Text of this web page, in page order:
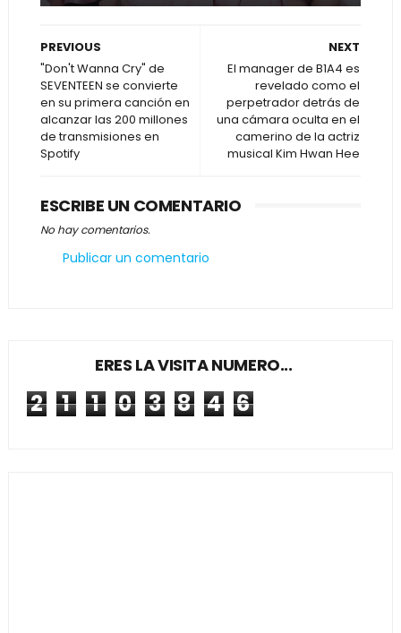
NEXT
El manager de B1A4 es
revelado como el
perpetrador detrás de
una cámara oculta en el
camerino de la actriz
musical Kim Hwan Hee
PREVIOUS
"Don't Wanna Cry" de
SEVENTEEN se convierte
en su primera canción en
alcanzar las 200 millones
de transmisiones en
Spotify
ESCRIBE UN COMENTARIO
No hay comentarios.
Publicar un comentario
ERES LA VISITA NUMERO...
2 1 1 0 3 8 4 6